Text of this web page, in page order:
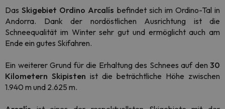
DasSkigebiet Ordino Arcalís befindet sich im Ordino-Tal in
Andorra. Dank der nordöstlichen Ausrichtung ist die
Schneequalität im Winter sehr gut und ermöglicht auch am
Ende ein gutes Skifahren.
Ein weiterer Grund für die Erhaltung des Schnees auf den 30
Kilometern Skipisten ist die beträchtliche Höhe zwischen
1.940 m und 2.625 m.